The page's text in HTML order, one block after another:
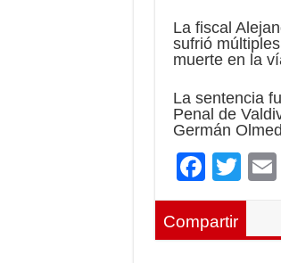
La fiscal
sufrió
muerte en la
La sentencia
Penal de
Germán
F
ac
e
T
wi
Compartir